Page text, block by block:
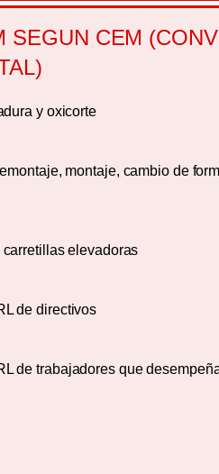
SEGUN CEM
y oxicorte
montaje, cambio de
elevadoras
de directivos
de trabajadores que